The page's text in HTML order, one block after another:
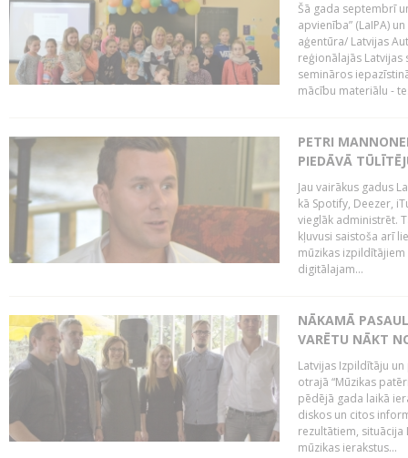
Šā gada septembrī
apvienība” (LaIPA)
aģentūra/ Latvijas
reģionālajās
semināros
mācību materiālu -
PETRI
PIEDĀVĀ
Jau vairākus gadus
kā Spotify, Deezer,
vieglāk administrēt.
kļuvusi saistoša arī
mūzikas
digitālajam...
NĀKAMĀ
VARĒTU NĀKT
Latvijas Izpildītāju
otrajā “Mūzikas
pēdējā gada laikā
diskos un citos
rezultātiem, situācija
mūzikas ierakstus...